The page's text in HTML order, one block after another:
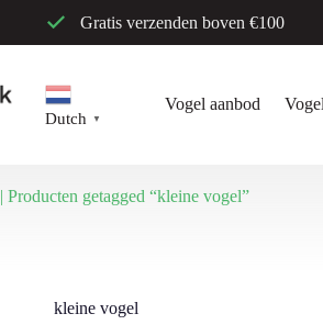
Gratis verzenden boven €100
Dutch ▼
Vogel aanbod
|Producten getagged “kleine vogel”
kleine vogel